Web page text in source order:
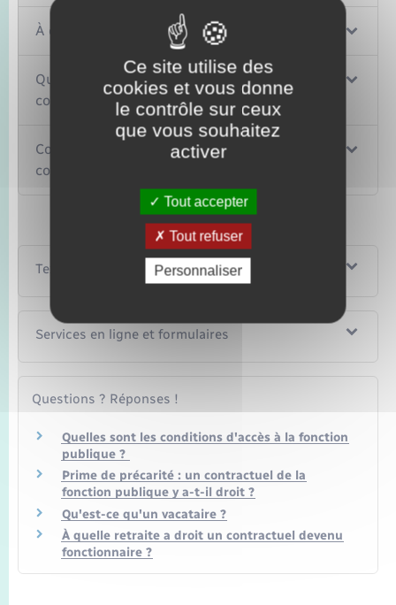
À quels congés a droit un contractuel ?
Quelles sont les possibilités de mobilité d'un
contractuel ?
Comment est renouvelé ou s'achève le
contrat de travail d'un contractuel ?
Textes de référence
Services en ligne et formulaires
Questions ? Réponses !
Quelles sont les conditions d'accès à la fonction
publique ?
Prime de précarité : un contractuel de la
fonction publique y a-t-il droit ?
Qu'est-ce qu'un vacataire ?
À quelle retraite a droit un contractuel devenu
fonctionnaire ?
Ce site utilise des
cookies et vous donne
le contrôle sur ceux
que vous souhaitez
activer
Tout accepter
Tout refuser
Personnaliser